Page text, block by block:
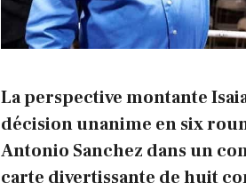
La perspective montante
décision unanime en six
Antonio Sanchez dans un
carte divertissante de huit